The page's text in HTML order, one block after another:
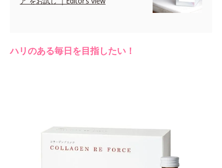
ハリのある毎日を目指したい！